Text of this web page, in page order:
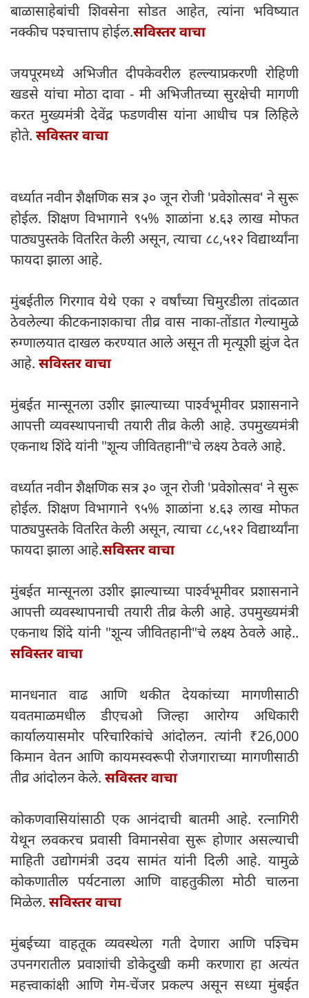
बाळासाहेबांची शिवसेना सोडत आहेत, त्यांना भविष्यात
नक्कीच पश्चात्ताप होईल.सविस्तर वाचा
जयपूरमध्ये अभिजीत दीपकेवरील हल्ल्याप्रकरणी रोहिणी
खडसे यांचा मोठा दावा - मी अभिजीतच्या सुरक्षेची मागणी
करत मुख्यमंत्री देवेंद्र फडणवीस यांना आधीच पत्र लिहिले
होते. सविस्तर वाचा
वर्ध्यात नवीन शैक्षणिक सत्र ३० जून रोजी 'प्रवेशोत्सव' ने सुरू
होईल. शिक्षण विभागाने ९५% शाळांना ४.६३ लाख मोफत
पाठ्यपुस्तके वितरित केली असून, त्याचा ८८,५१२ विद्यार्थ्यांना
फायदा झाला आहे.
मुंबईतील गिरगाव येथे एका २ वर्षांच्या चिमुरडीला तांदळात
ठेवलेल्या कीटकनाशकाचा तीव्र वास नाका-तोंडात गेल्यामुळे
रुग्णालयात दाखल करण्यात आले असून ती मृत्यूशी झुंज देत
आहे. सविस्तर वाचा
मुंबईत मान्सूनला उशीर झाल्याच्या पार्श्वभूमीवर प्रशासनाने
आपत्ती व्यवस्थापनाची तयारी तीव्र केली आहे. उपमुख्यमंत्री
एकनाथ शिंदे यांनी "शून्य जीवितहानी"चे लक्ष्य ठेवले आहे.
वर्ध्यात नवीन शैक्षणिक सत्र ३० जून रोजी 'प्रवेशोत्सव' ने सुरू
होईल. शिक्षण विभागाने ९५% शाळांना ४.६३ लाख मोफत
पाठ्यपुस्तके वितरित केली असून, त्याचा ८८,५१२ विद्यार्थ्यांना
फायदा झाला आहे.सविस्तर वाचा
मुंबईत मान्सूनला उशीर झाल्याच्या पार्श्वभूमीवर प्रशासनाने
आपत्ती व्यवस्थापनाची तयारी तीव्र केली आहे. उपमुख्यमंत्री
एकनाथ शिंदे यांनी "शून्य जीवितहानी"चे लक्ष्य ठेवले आहे..
सविस्तर वाचा
मानधनात वाढ आणि थकीत देयकांच्या मागणीसाठी
यवतमाळमधील डीएचओ जिल्हा आरोग्य अधिकारी
कार्यालयासमोर परिचारिकांचे आंदोलन. त्यांनी ₹26,000
किमान वेतन आणि कायमस्वरूपी रोजगाराच्या मागणीसाठी
तीव्र आंदोलन केले. सविस्तर वाचा
कोकणवासियांसाठी एक आनंदाची बातमी आहे. रत्नागिरी
येथून लवकरच प्रवासी विमानसेवा सुरू होणार असल्याची
माहिती उद्योगमंत्री उदय सामंत यांनी दिली आहे. यामुळे
कोकणातील पर्यटनाला आणि वाहतुकीला मोठी चालना
मिळेल. सविस्तर वाचा
मुंबईच्या वाहतूक व्यवस्थेला गती देणारा आणि पश्चिम
उपनगरातील प्रवाशांची डोकेदुखी कमी करणारा हा अत्यंत
महत्त्वाकांक्षी आणि गेम-चेंजर प्रकल्प असून सध्या मुंबईत